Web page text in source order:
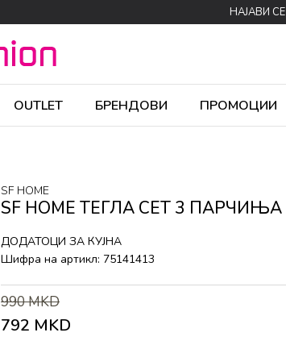
НАЈАВИ СЕ
OUTLET БРЕНДОВИ ПРОМОЦИИ
SF HOME
SF HOME ТЕГЛА СЕТ 3 ПАРЧИЊА
ДОДАТОЦИ ЗА КУЈНА
Шифра на артикл: 75141413
990MKD
792 MKD